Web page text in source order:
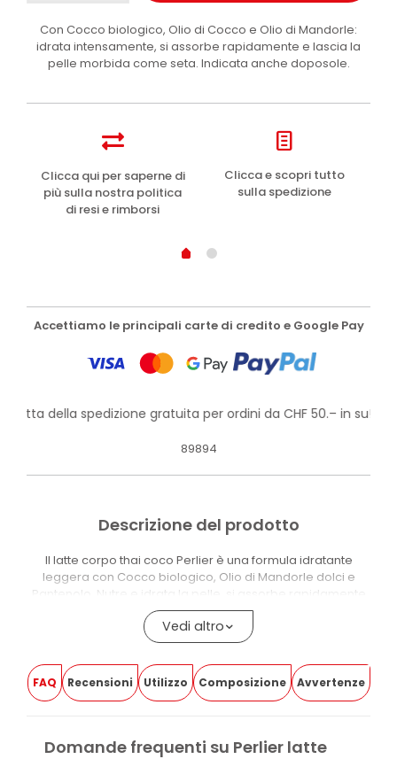
Thai-
Coco
250ml
Con Cocco biologico, Olio di Cocco e Olio di Mandorle:
idrata intensamente, si assorbe rapidamente e lascia la
pelle morbida come seta. Indicata anche doposole.
Clicca qui per saperne di
più sulla nostra politica
di resi e rimborsi
Clicca e scopri tutto
sulla spedizione
Accettiamo le principali carte di credito e Google Pay
della spedizione gratuita per ordini da CHF 50.– in su!
89894
Descrizione del prodotto
Il latte corpo thai coco Perlier è una formula idratante
leggera con Cocco biologico, Olio di Mandorle dolci e
Pantenolo. Nutre e idrata la pelle, si assorbe rapidamente
e la lascia morbida, luminosa e profumata al cocco.
La formula combina ingredienti emollienti e idratanti che
aiuta a mantenere la pelle idratata, mentre l’Olio di
Mandorle dolci dona una sensazione di nutrimento e
La texture fluida si distribuisce facilmente su tutto il corpo, si
assorbe rapidamente e lascia una sensazione leggera
Vedi altro
FAQ Recensioni Utilizzo Composizione Avvertenze
Domande frequenti su Perlier latte